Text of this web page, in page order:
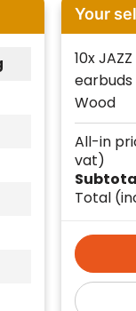
Your
10x
Wood
Total
All-in
vat)